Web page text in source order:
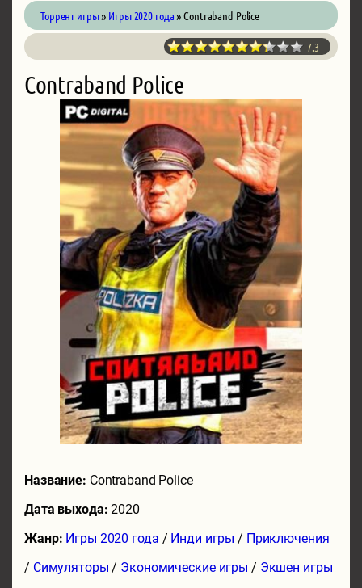
Торрент игры» Игры 2020 года» Contraband Police
7.3
Contraband Police
Название: Contraband Police
Дата выхода:2020
Жанр: Игры 2020 года / Инди игры / Приключения
/ Симуляторы / Экономические игры / Экшен игры